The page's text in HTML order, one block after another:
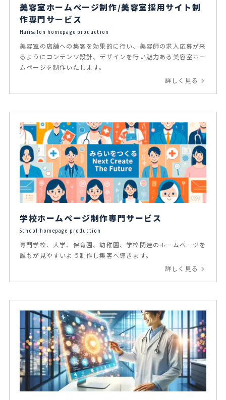
美容室ホームページ制作/美容室採用サイト制
作専門サービス
Hairsalon homepage production
美容室の店舗への集客を効果的に行い、美容師の求人応募が来
るようにコンテンツ設計、デザインを行い魅力ある美容室ホー
ムページを制作いたします。
詳しく見る
学校ホームページ制作専門サービス
School homepage production
専門学校、大学、保育園、幼稚園、学校関連のホームページを
誰もが見やすいよう制作し集客へ導きます。
詳しく見る